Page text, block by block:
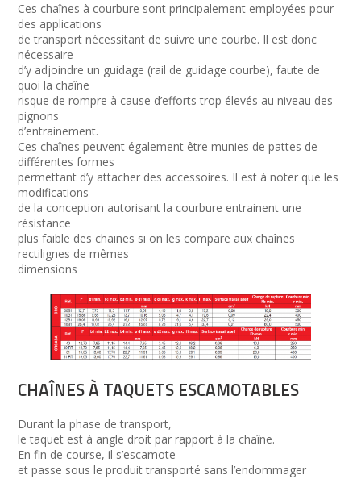
Ces chaînes à courbure sont principalement employées pour
des applications
de transport nécessitant de suivre une courbe. Il est donc
nécessaire
d’y adjoindre un guidage (rail de guidage courbe), faute de
quoi la chaîne
risque de rompre à cause d’efforts trop élevés au niveau des
pignons
d’entrainement.
Ces chaînes peuvent également être munies de pattes de
différentes formes
permettant d’y attacher des accessoires. Il est à noter que les
modifications
de la conception autorisant la courbure entrainent une
résistance
plus faible des chaines si on les compare aux chaînes
rectilignes de mêmes
dimensions
CHAÎNES À TAQUETS ESCAMOTABLES
Durant la phase de transport,
le taquet est à angle droit par rapport à la chaîne.
En fin de course, il s’escamote
et passe sous le produit transporté sans l’endommager